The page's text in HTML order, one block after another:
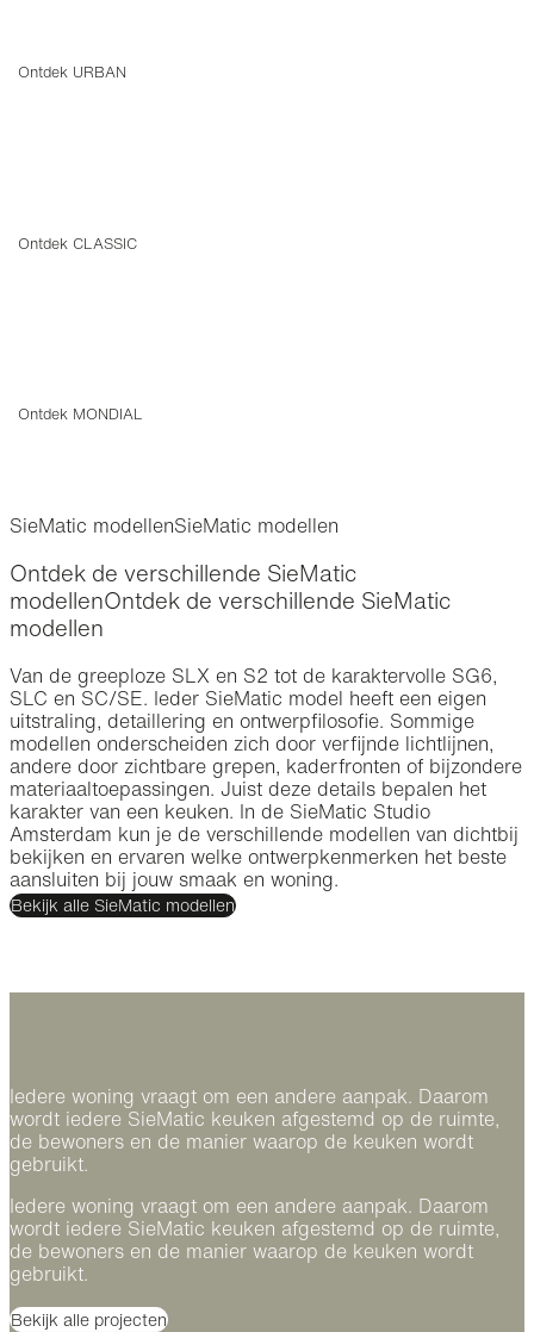
Ontdek URBAN
Ontdek CLASSIC
Ontdek MONDIAL
SieMatic modellenSieMatic modellen
Ontdek de verschillende SieMatic
modellenOntdek de verschillende SieMatic
modellen
Van de greeploze SLX en S2 tot de karaktervolle SG6,
SLC en SC/SE. Ieder SieMatic model heeft een eigen
uitstraling, detaillering en ontwerpfilosofie. Sommige
modellen onderscheiden zich door verfijnde lichtlijnen,
andere door zichtbare grepen, kaderfronten of bijzondere
materiaaltoepassingen. Juist deze details bepalen het
karakter van een keuken. In de SieMatic Studio
Amsterdam kun je de verschillende modellen van dichtbij
bekijken en ervaren welke ontwerpkenmerken het beste
aansluiten bij jouw smaak en woning.
Bekijk alle SieMatic modellen
Iedere woning vraagt om een andere aanpak. Daarom
wordt iedere SieMatic keuken afgestemd op de ruimte,
de bewoners en de manier waarop de keuken wordt
gebruikt.
Iedere woning vraagt om een andere aanpak. Daarom
wordt iedere SieMatic keuken afgestemd op de ruimte,
de bewoners en de manier waarop de keuken wordt
gebruikt.
Bekijk alle projecten